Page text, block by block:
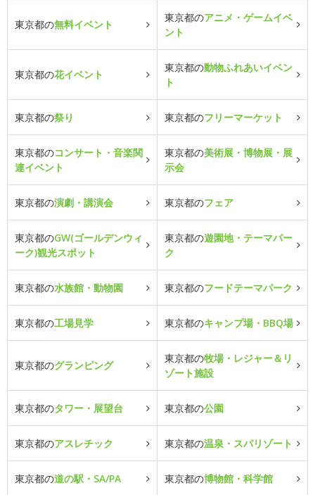
東京都の無料イベント
東京都のアニメ・ゲームイベ
ント
東京都の花イベント
東京都の動物ふれあいイベン
ト
東京都の祭り 東京都のフリーマーケット
東京都のコンサート・音楽関
連イベント
東京都の美術展・博物展・展
示会
東京都の演劇・講演会 東京都のフェア
東京都のGW(ゴールデンウィ
ーク)観光スポット
東京都の遊園地・テーマパー
ク
東京都の水族館・動物園 東京都のフードテーマパーク
東京都の工場見学 東京都のキャンプ場・BBQ場
東京都のグランピング
東京都の牧場・レジャー＆リ
ゾート施設
東京都のタワー・展望台 東京都の公園
東京都のアスレチック 東京都の温泉・スパリゾート
東京都の道の駅・SA/PA 東京都の博物館・科学館